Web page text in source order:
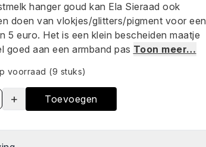
hanger goud kan Ela Sieraad ook
doen van vlokjes/glitters/pigment voor een
5 euro. Het is een klein bescheiden maatje
goed aan een armband pas Toon meer…
voorraad (9 stuks)
+ Toevoegen